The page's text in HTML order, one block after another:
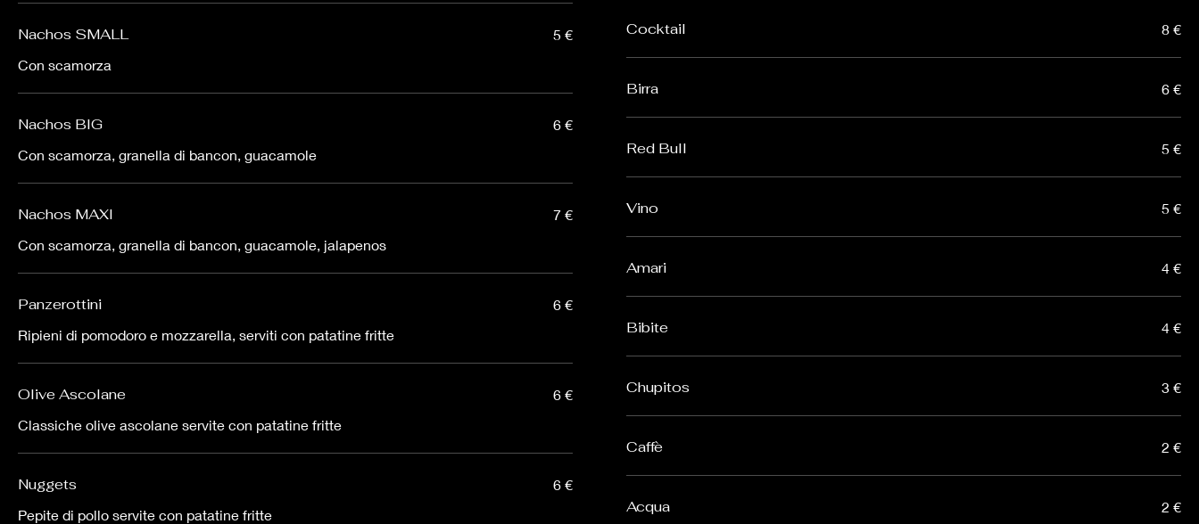
Nachos SMALL
Con scamorza
5 €
Nachos BIG
Con scamorza, granella di bancon, guacamole
6 €
Nachos MAXI
Con scamorza, granella di bancon, guacamole, jalapenos
7 €
Panzerottini
Ripieni di pomodoro e mozzarella, serviti con patatine fritte
6 €
Olive Ascolane
Classiche olive ascolane servite con patatine fritte
6 €
Nuggets
Pepite di pollo servite con patatine fritte
6 €
Cocktail 8 €
Birra 6 €
Red Bull 5 €
Vino 5 €
Amari 4 €
Bibite 4 €
Chupitos 3 €
Caffè 2 €
Acqua 2 €